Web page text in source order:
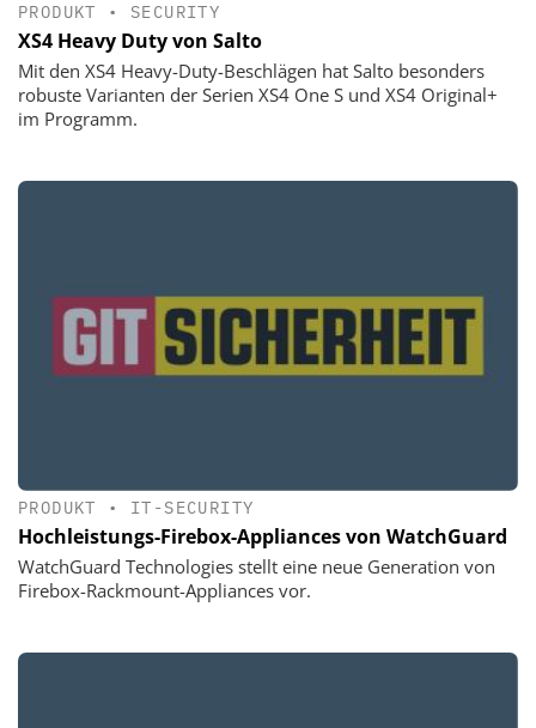
PRODUKT • SECURITY
XS4 Heavy Duty von Salto
Mit den XS4 Heavy-Duty-Beschlägen hat Salto besonders
robuste Varianten der Serien XS4 One S und XS4 Original+
im Programm.
PRODUKT • IT-SECURITY
Hochleistungs-Firebox-Appliances von WatchGuard
WatchGuard Technologies stellt eine neue Generation von
Firebox-Rackmount-Appliances vor.